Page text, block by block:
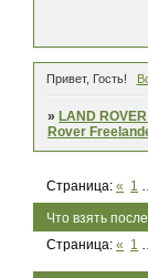
Привет, Гость!
» LAND
Rover
Что взять
Страница:« 1
Страница:« 1